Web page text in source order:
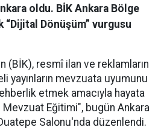
oldu. BİK Ankara Bölge
“Dijital Dönüşüm” vurgusu
(BİK), resmî ilan ve reklamların
yayınların mevzuata uyumunu
etmek amacıyla hayata
Mevzuat Eğitimi", bugün Ankara
Salonu'nda düzenlendi.